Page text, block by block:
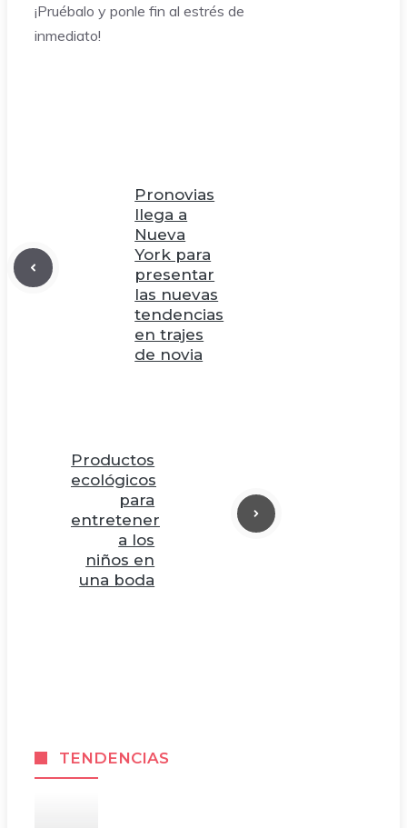
¡Pruébalo y ponle fin al estrés de
inmediato!
Pronovias
llega a
Nueva
York para
presentar
las nuevas
tendencias
en trajes
de novia
Productos
ecológicos
para
entretener
a los
niños en
una boda
TENDENCIAS